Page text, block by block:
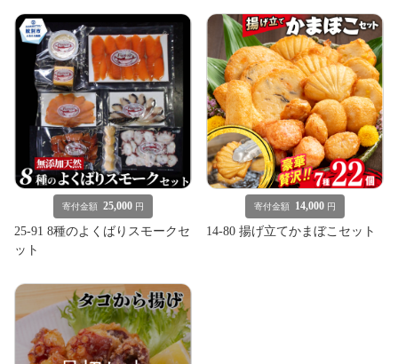
寄付金額 25,000 円
25-91 8種のよくばりスモークセ
ット
寄付金額 14,000 円
14-80 揚げ立てかまぼこセット